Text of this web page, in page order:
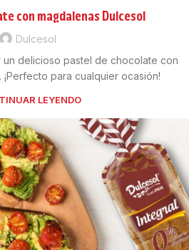
con magdalenas Dulcesol
Dulcesol
delicioso pastel de chocolate con
para cualquier ocasión!
LEYENDO